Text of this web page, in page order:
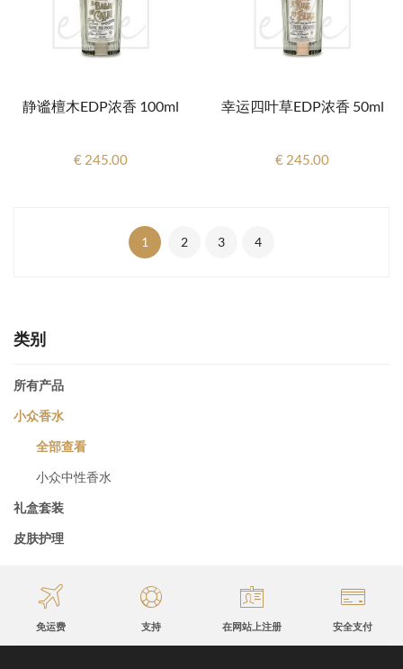
类别
所有产品
小众香水
全部查看
小众中性香水
礼盒套装
皮肤护理
静谧檀木EDP浓香 100ml
€ 245.00
幸运四叶草EDP浓香 50ml
€ 245.00
1 2 3 4
免运费 支持 在网站上注册 安全支付